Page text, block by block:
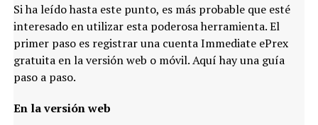
Si ha leído hasta este punto, es más probable que esté
interesado en utilizar esta poderosa herramienta. El
primer paso es registrar una cuenta Immediate ePrex
gratuita en la versión web o móvil. Aquí hay una guía
paso a paso.
En la versión web